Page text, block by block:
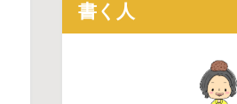
書く人